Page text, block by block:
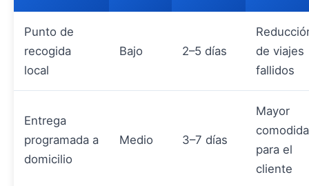
Punto de
recogida
local
Bajo 2–5 días
de viajes
fallidos
Entrega
programada a
domicilio
Medio 3–7 días
Mayor
para el
cliente